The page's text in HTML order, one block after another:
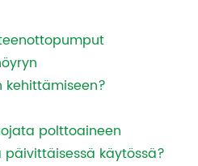
polttoaineen
käytössä?